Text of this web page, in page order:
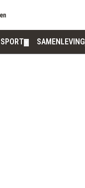
SPORT SAMENLEVING